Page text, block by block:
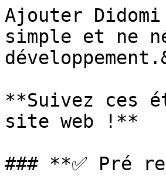
Ajouter
simple et ne
**Suivez ces
site web !**
### **✅ Pré